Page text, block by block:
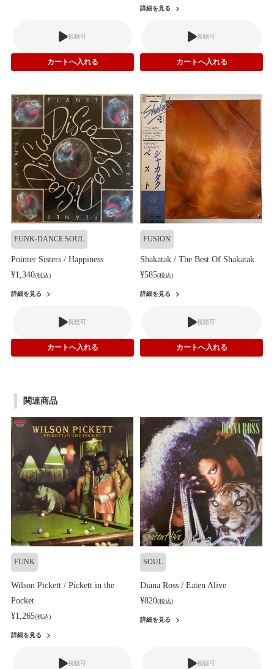
視聴可
詳細を見る
視聴可
FUNK-DANCE SOUL
Pointer Sisters / Happiness
¥1,340(税込)
詳細を見る
視聴可
FUSION
Shakatak / The Best Of Shakatak
¥585(税込)
詳細を見る
視聴可
関連商品
FUNK
Wilson Pickett / Pickett in the
Pocket
¥1,265(税込)
詳細を見る
視聴可
SOUL
Diana Ross / Eaten Alive
¥820(税込)
詳細を見る
視聴可